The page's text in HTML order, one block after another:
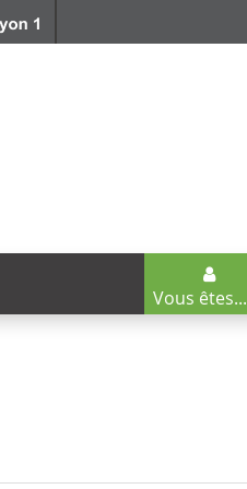
Vous êtes...